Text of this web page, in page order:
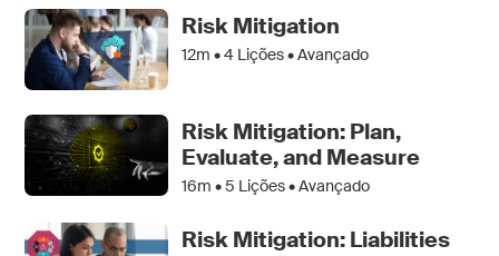
Risk Mitigation
12m •4 Lições • Avançado
Risk Mitigation: Plan,
Evaluate, and Measure
16m •5 Lições • Avançado
Risk Mitigation: Liabilities